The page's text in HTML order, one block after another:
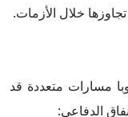
خلال الأزمات.
مسارات متعددة قد
الدفاعي: